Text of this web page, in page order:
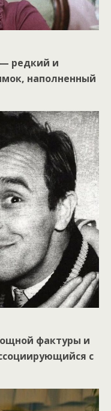
редкий и
наполненный
фактуры и
с